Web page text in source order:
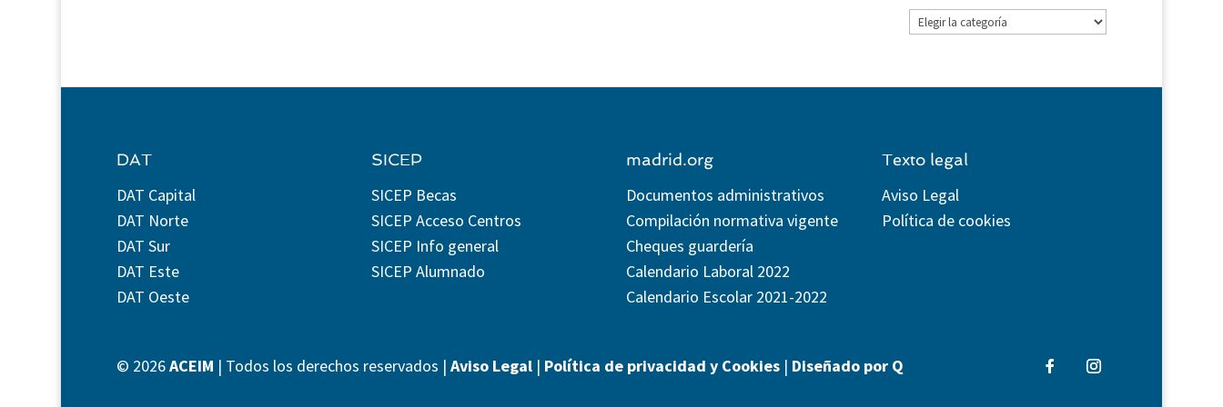
Categorías
DAT
DAT Capital
DAT Norte
DAT Sur
DAT Este
DAT Oeste
SICEP
SICEP Becas
SICEP Acceso Centros
SICEP Info general
SICEP Alumnado
madrid.org
Documentos administrativos
Compilación normativa vigente
Cheques guardería
Calendario Laboral 2022
Calendario Escolar 2021-2022
Texto legal
Aviso Legal
Política de cookies
© 2026ACEIM | Todos los derechos reservados | Aviso Legal| Política de privacidad y Cookies| Diseñado por Q